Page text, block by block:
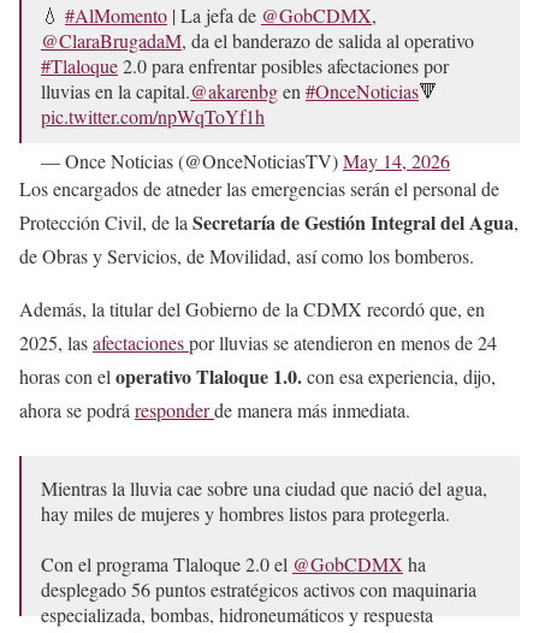
💧 #AlMomento | La jefa de @GobCDMX,
@ClaraBrugadaM, da el banderazo de salida al operativo
#Tlaloque2.0 para enfrentar posibles afectaciones por
lluvias en la capital.@akarenbgen #OnceNoticias🔻
pic.twitter.com/npWqToYf1h
— Once Noticias (@OnceNoticiasTV)May 14, 2026
Los encargados de atneder las emergencias serán el personal de
Protección Civil, de la Secretaría de Gestión Integral del Agua,
de Obras y Servicios, de Movilidad, así como los bomberos.
Además, la titular del Gobierno de la CDMX recordó que, en
2025, lasafectacionespor lluvias se atendieron en menos de 24
horas con el operativo Tlaloque 1.0.con esa experiencia, dijo,
ahora se podrá responderde manera más inmediata.
Mientras la lluvia cae sobre una ciudad que nació del agua,
hay miles de mujeres y hombres listos para protegerla.
Con el programa Tlaloque 2.0 el @GobCDMX ha
desplegado 56 puntos estratégicos activos con maquinaria
especializada, bombas, hidroneumáticos y respuesta